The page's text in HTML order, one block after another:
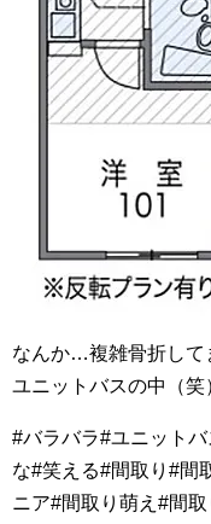
なんか…複雑骨折して
ユニットバスの中（笑
#バラバラ#ユニット
な#笑える#間取り#間
ニア#間取り萌え#間